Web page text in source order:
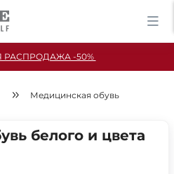
РАСПРОДАЖА -50%
Медицинская обувь
белого и цвета